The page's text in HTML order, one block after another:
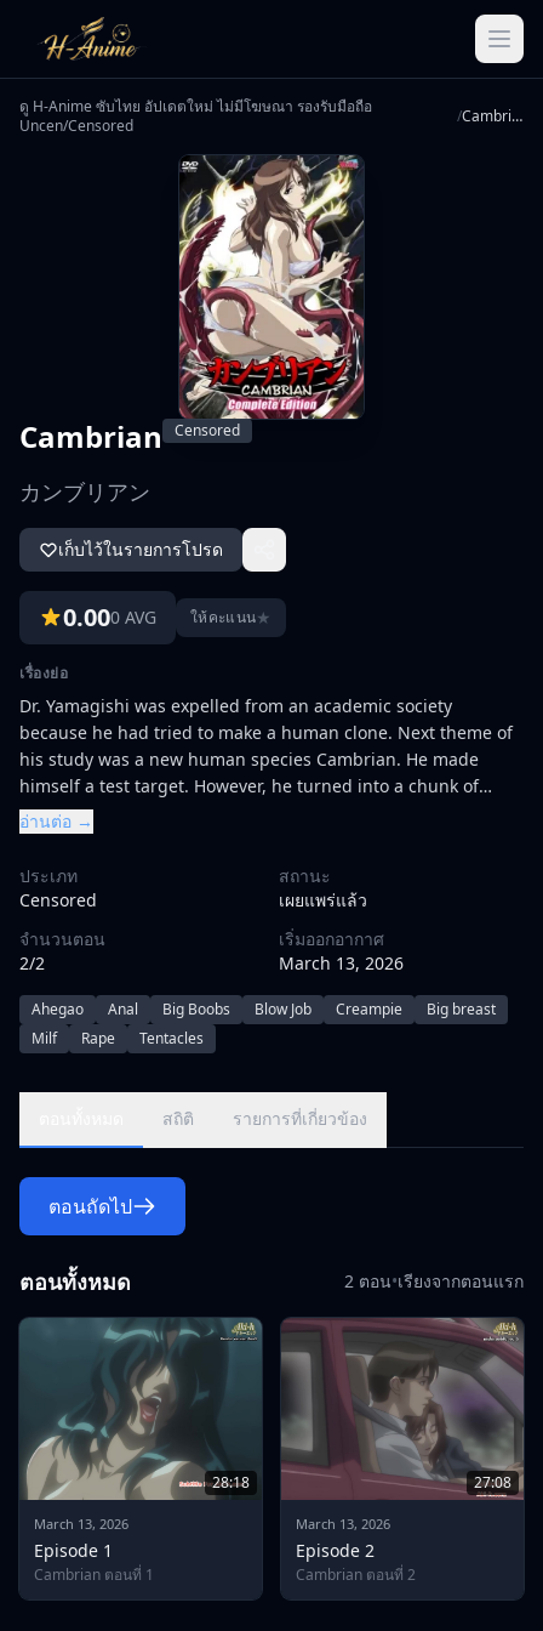
ดู H-Anime ซับไทย อัปเดตใหม่ ไม่มีโฆษณา รองรับมือถือ
Uncen/Censored
/ Cambrian
Cambrian Censored
カンブリアン
เก็บไว้ในรายการโปรด
0.000 AVG ให้คะแนน★
เรื่องย่อ
Dr. Yamagishi was expelled from an academic society
because he had tried to make a human clone. Next theme of
his study was a new human species Cambrian. He made
himself a test target. However, he turned into a chunk of
grotesque flesh, and it began to rape women by its tentacles.
อ่านต่อ →
ประเภท
Censored
สถานะ
เผยแพร่แล้ว
จำนวนตอน
2/2
เริ่มออกอากาศ
March 13, 2026
Ahegao Anal Big Boobs Blow Job Creampie
Big breast
Milf
Rape Tentacles
สถิติ รายการที่เกี่ยวข้อง
ตอนถัดไป
ตอนทั้งหมด 2 ตอน•เรียงจากตอนแรก
28:18
March 13, 2026
Episode 1
Cambrian ตอนที่ 1
27:08
March 13, 2026
Episode 2
Cambrian ตอนที่ 2